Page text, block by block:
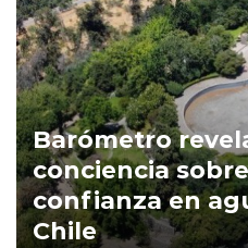
Barómetro
conciencia
confianza en
Chile